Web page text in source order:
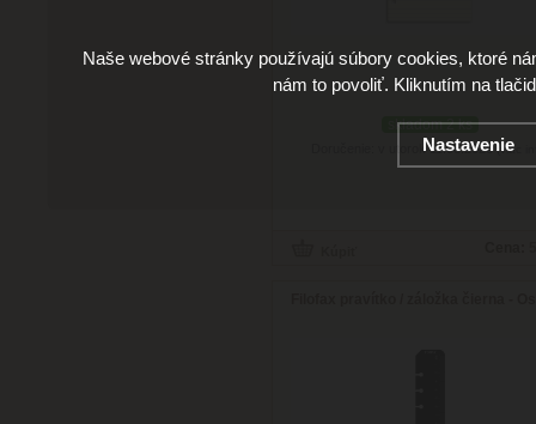
skladom 2 ks
Doručenie: v utorok 11.08.2026(viac
Naše webové stránky používajú súbory cookies, ktoré
nám to povoliť. Kliknutím na
Nastavenie